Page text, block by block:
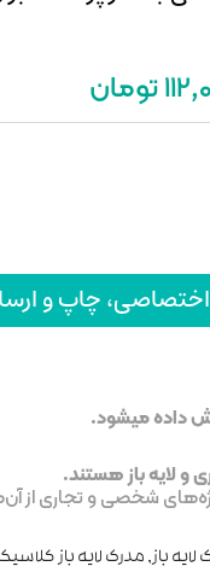
تومان
چاپ و
داده میشود.
لایه باز هستند.
شخصی و تجاری از
باز,مدرک لایه باز